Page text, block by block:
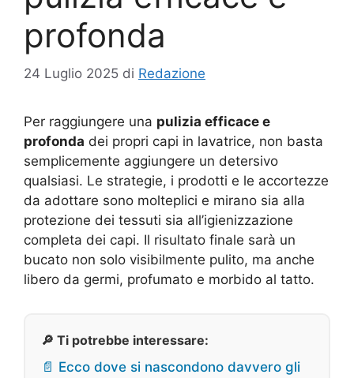
profonda
24 Luglio 2025 di Redazione
Per raggiungere una pulizia efficace e
profonda dei propri capi in lavatrice, non basta
semplicemente aggiungere un detersivo
qualsiasi. Le strategie, i prodotti e le accortezze
da adottare sono molteplici e mirano sia alla
protezione dei tessuti sia all’igienizzazione
completa dei capi. Il risultato finale sarà un
bucato non solo visibilmente pulito, ma anche
libero da germi, profumato e morbido al tatto.
🔎 Ti potrebbe interessare:
📄 Ecco dove si nascondono davvero gli